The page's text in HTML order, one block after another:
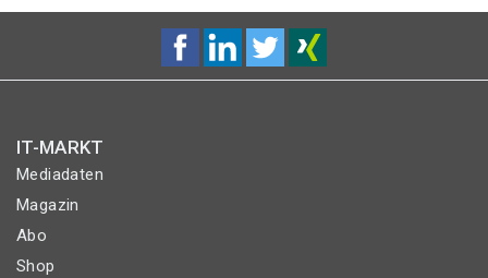
IT-MARKT
Mediadaten
Magazin
Abo
Shop